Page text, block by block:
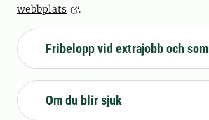
webbplats
.
Fribelopp vid extrajobb och
Om du blir sjuk